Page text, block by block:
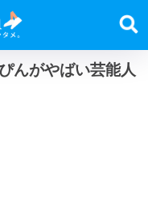
んがやばい芸能人